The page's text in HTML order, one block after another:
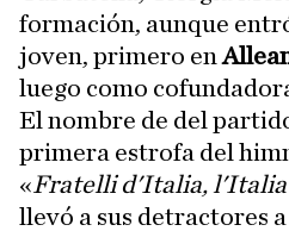
formación, aunque
joven, primero en
luego como
El nombre de del
primera estrofa del
«Fratelli d'Italia, l'Italia
llevó a sus detractores